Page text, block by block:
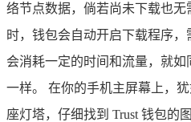
络节点数据，倘若尚未下载也
时，钱包会自动开启下载程序
会消耗一定的时间和流量，就
一样。 在你的手机主屏幕上，
座灯塔，仔细找到 Trust 钱包的